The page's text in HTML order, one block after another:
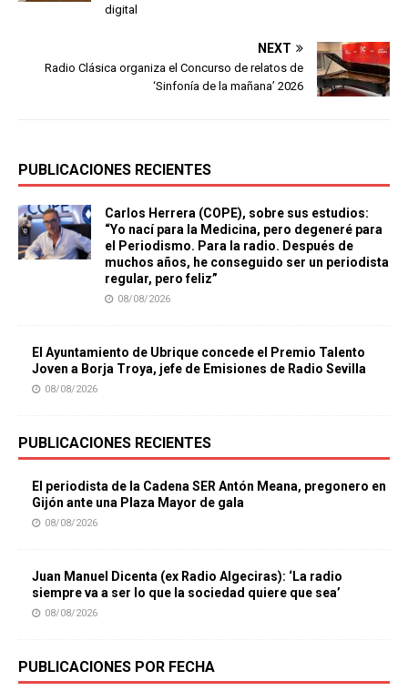
digital
NEXT
Radio Clásica organiza el Concurso de relatos de
‘Sinfonía de la mañana’ 2026
PUBLICACIONES RECIENTES
Carlos Herrera (COPE), sobre sus estudios:
“Yo nací para la Medicina, pero degeneré para
el Periodismo. Para la radio. Después de
muchos años, he conseguido ser un periodista
regular, pero feliz”
08/08/2026
El Ayuntamiento de Ubrique concede el Premio Talento
Joven a Borja Troya, jefe de Emisiones de Radio Sevilla
08/08/2026
PUBLICACIONES RECIENTES
El periodista de la Cadena SER Antón Meana, pregonero en
Gijón ante una Plaza Mayor de gala
08/08/2026
Juan Manuel Dicenta (ex Radio Algeciras): ‘La radio
siempre va a ser lo que la sociedad quiere que sea’
08/08/2026
PUBLICACIONES POR FECHA